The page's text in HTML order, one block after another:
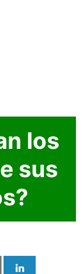
los
sus